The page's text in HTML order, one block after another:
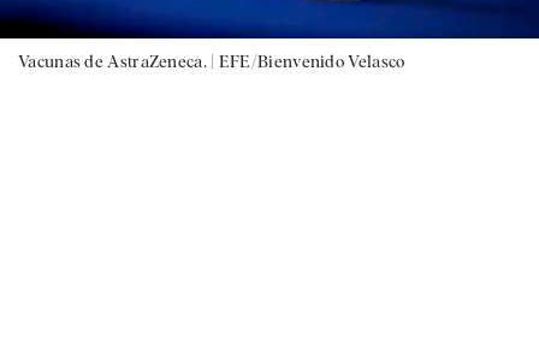
Vacunas de AstraZeneca. | EFE/Bienvenido Velasco